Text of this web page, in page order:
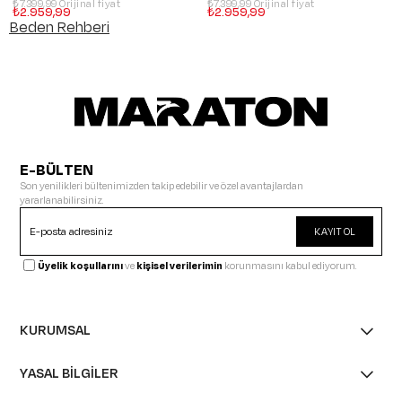
₺2.959,99
₺7.399,99
₺2.959,99
₺7.399,99
Beden Rehberi
E-BÜLTEN
Son yenilikleri bültenimizden takip edebilir ve özel avantajlardan
yararlanabilirsiniz.
KAYIT OL
Üyelik koşullarınıvekişisel verilerimin korunmasını kabul ediyorum.
KURUMSAL
YASAL BİLGİLER